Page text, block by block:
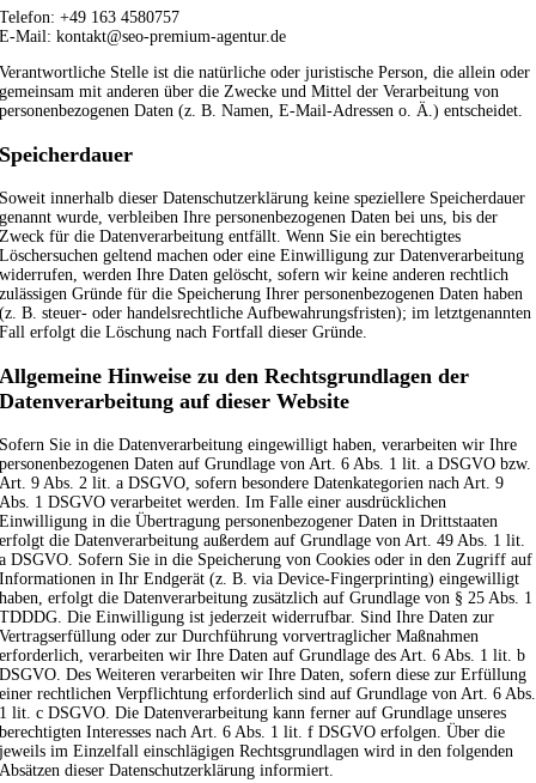
Telefon: +49 163 4580757
E-Mail: kontakt@seo-premium-agentur.de
Verantwortliche Stelle ist die natürliche oder juristische Person, die allein oder
gemeinsam mit anderen über die Zwecke und Mittel der Verarbeitung von
personenbezogenen Daten (z. B. Namen, E-Mail-Adressen o. Ä.) entscheidet.
Speicherdauer
Soweit innerhalb dieser Datenschutzerklärung keine speziellere Speicherdauer
genannt wurde, verbleiben Ihre personenbezogenen Daten bei uns, bis der
Zweck für die Datenverarbeitung entfällt. Wenn Sie ein berechtigtes
Löschersuchen geltend machen oder eine Einwilligung zur Datenverarbeitung
widerrufen, werden Ihre Daten gelöscht, sofern wir keine anderen rechtlich
zulässigen Gründe für die Speicherung Ihrer personenbezogenen Daten haben
(z. B. steuer- oder handelsrechtliche Aufbewahrungsfristen); im letztgenannten
Fall erfolgt die Löschung nach Fortfall dieser Gründe.
Allgemeine Hinweise zu den Rechtsgrundlagen der
Datenverarbeitung auf dieser Website
Sofern Sie in die Datenverarbeitung eingewilligt haben, verarbeiten wir Ihre
personenbezogenen Daten auf Grundlage von Art. 6 Abs. 1 lit. a DSGVO bzw.
Art. 9 Abs. 2 lit. a DSGVO, sofern besondere Datenkategorien nach Art. 9
Abs. 1 DSGVO verarbeitet werden. Im Falle einer ausdrücklichen
Einwilligung in die Übertragung personenbezogener Daten in Drittstaaten
erfolgt die Datenverarbeitung außerdem auf Grundlage von Art. 49 Abs. 1 lit.
a DSGVO. Sofern Sie in die Speicherung von Cookies oder in den Zugriff auf
Informationen in Ihr Endgerät (z. B. via Device-Fingerprinting) eingewilligt
haben, erfolgt die Datenverarbeitung zusätzlich auf Grundlage von § 25 Abs. 1
TDDDG. Die Einwilligung ist jederzeit widerrufbar. Sind Ihre Daten zur
Vertragserfüllung oder zur Durchführung vorvertraglicher Maßnahmen
erforderlich, verarbeiten wir Ihre Daten auf Grundlage des Art. 6 Abs. 1 lit. b
DSGVO. Des Weiteren verarbeiten wir Ihre Daten, sofern diese zur Erfüllung
einer rechtlichen Verpflichtung erforderlich sind auf Grundlage von Art. 6 Abs.
1 lit. c DSGVO. Die Datenverarbeitung kann ferner auf Grundlage unseres
berechtigten Interesses nach Art. 6 Abs. 1 lit. f DSGVO erfolgen. Über die
jeweils im Einzelfall einschlägigen Rechtsgrundlagen wird in den folgenden
Absätzen dieser Datenschutzerklärung informiert.